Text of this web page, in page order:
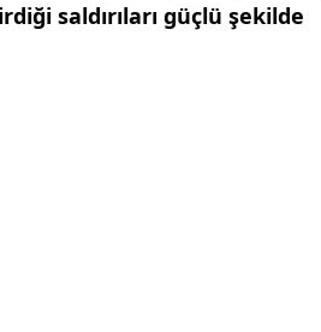
saldırıları güçlü şekilde